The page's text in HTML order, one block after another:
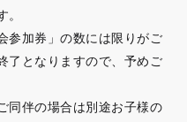
。
参加券」の数には限りがご
了となりますので、予めご
同伴の場合は別途お子様の